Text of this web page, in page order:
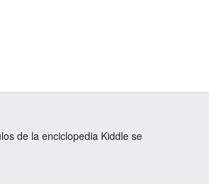
de la enciclopedia Kiddle se